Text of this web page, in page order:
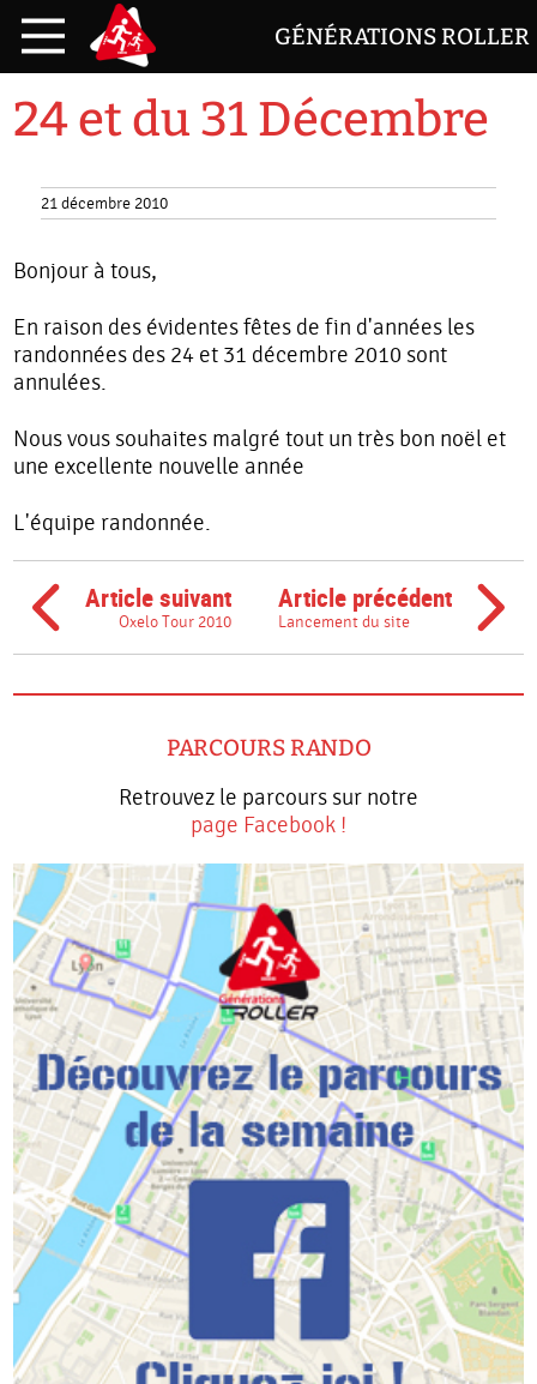
GÉNÉRATIONS ROLLER
24 et du 31 Décembre
21 décembre 2010
Bonjour à tous,
En raison des évidentes fêtes de fin d'années les
randonnées des 24 et 31 décembre 2010 sont
annulées.
Nous vous souhaites malgré tout un très bon noël et
une excellente nouvelle année
L'équipe randonnée.
Article suivant
Oxelo Tour 2010
Article précédent
Lancement du site
PARCOURS RANDO
Retrouvez le parcours sur notre
page Facebook !